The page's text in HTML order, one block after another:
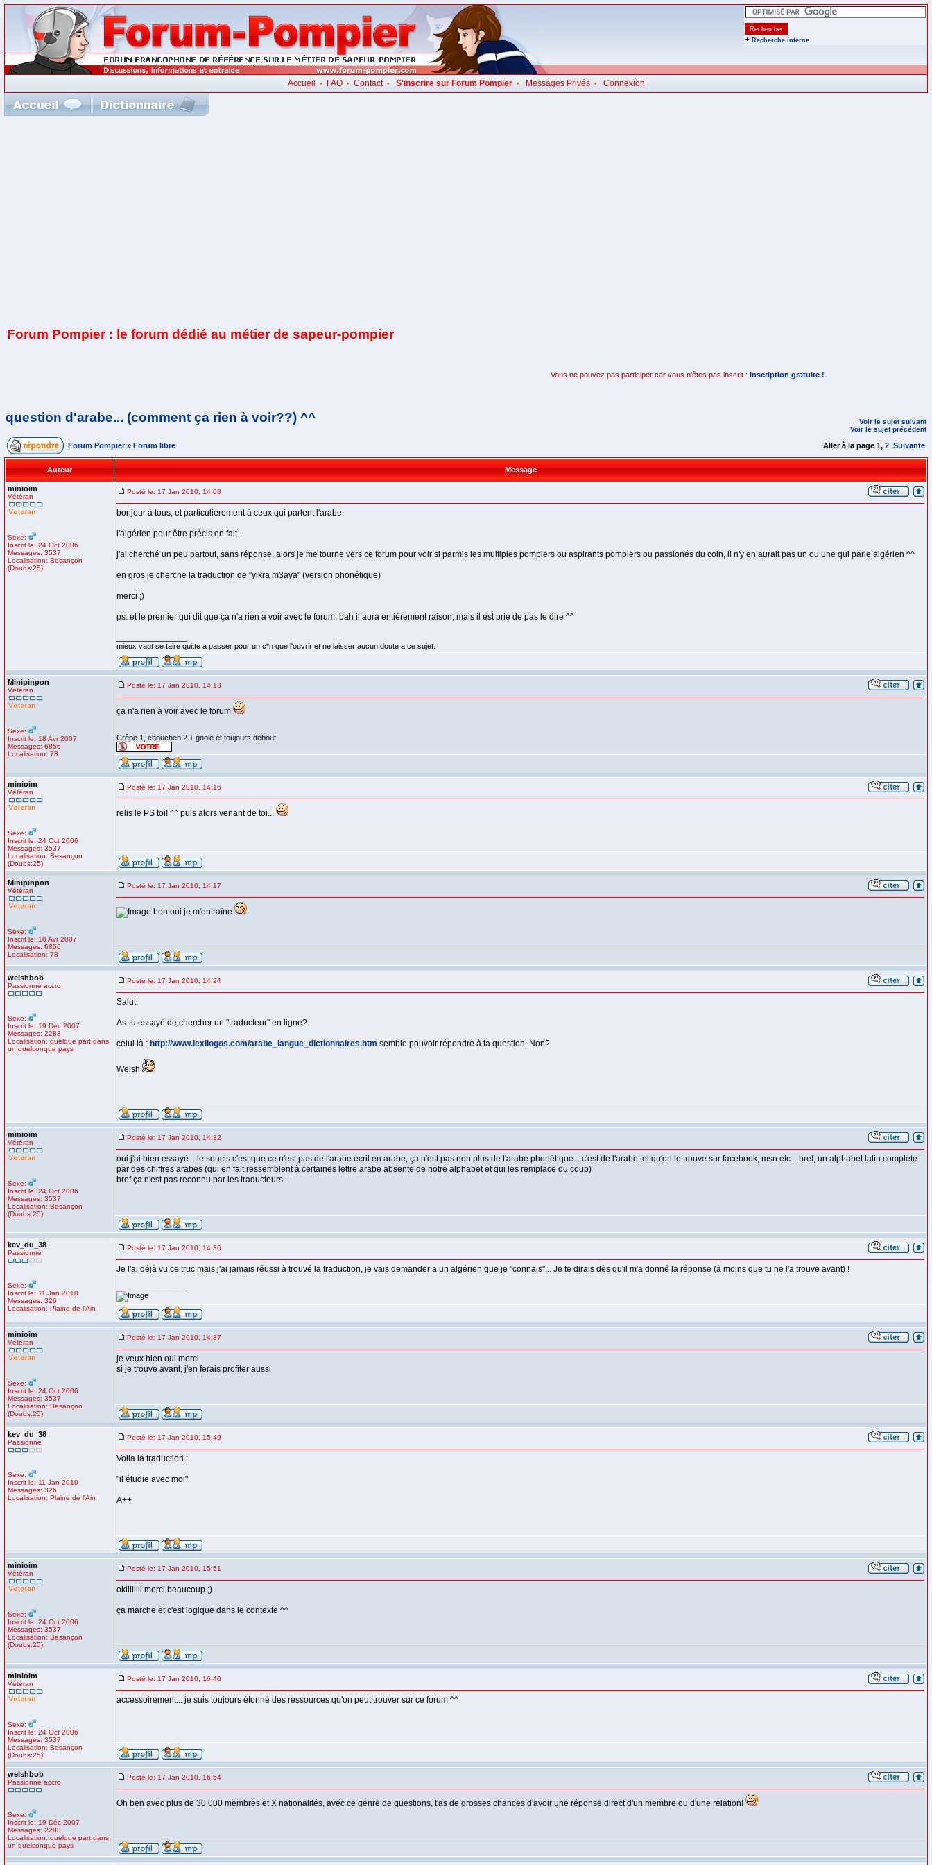
+ Recherche interne
Accueil • FAQ• Contact• S'inscrire sur Forum Pompier• Messages Privés• Connexion
Forum Pompier : le forum dédié au métier de sapeur-pompier
Vous ne pouvez pas participer car vous n'êtes pas inscrit : inscription gratuite !
question d'arabe... (comment ça rien à voir??) ^^
Voir le sujet suivant
Voir le sujet précédent
Forum Pompier » Forum libre Aller à la page 1, 2 Suivante
Auteur Message
minioim
Vétéran
Sexe:
Inscrit le: 24 Oct 2006
Messages: 3537
Localisation: Besançon
(Doubs:25)
Posté le: 17 Jan 2010, 14:08
bonjour à tous, et particulièrement à ceux qui parlent l'arabe.
l'algérien pour être précis en fait...
j'ai cherché un peu partout, sans réponse, alors je me tourne vers ce forum pour voir si parmis les multiples pompiers ou aspirants pompiers ou passionés du coin, il n'y en aurait pas un ou une qui parle algérien ^^
en gros je cherche la traduction de "yikra m3aya" (version phonétique)
merci ;)
ps: et le premier qui dit que ça n'a rien à voir avec le forum, bah il aura entièrement raison, mais il est prié de pas le dire ^^
mieux vaut se taire quitte a passer pour un c*n que l'ouvrir et ne laisser aucun doute a ce sujet.
Minipinpon
Vétéran
Sexe:
Inscrit le: 18 Avr 2007
Messages: 6856
Localisation: 78
Posté le: 17 Jan 2010, 14:13
ça n'a rien à voir avec le forum
Crêpe 1, chouchen 2 + gnole et toujours debout
minioim
Vétéran
Sexe:
Inscrit le: 24 Oct 2006
Messages: 3537
Localisation: Besançon
(Doubs:25)
Posté le: 17 Jan 2010, 14:16
relis le PS toi! ^^ puis alors venant de toi...
Minipinpon
Vétéran
Sexe:
Inscrit le: 18 Avr 2007
Messages: 6856
Localisation: 78
Posté le: 17 Jan 2010, 14:17
ben oui je m'entraîne
welshbob
Passionné accro
Sexe:
Inscrit le: 19 Déc 2007
Messages: 2283
Localisation: quelque part dans
un quelconque pays
Posté le: 17 Jan 2010, 14:24
Salut,
As-tu essayé de chercher un "traducteur" en ligne?
celui là : http://www.lexilogos.com/arabe_langue_dictionnaires.htm semble pouvoir répondre à ta question. Non?
Welsh
minioim
Vétéran
Sexe:
Inscrit le: 24 Oct 2006
Messages: 3537
Localisation: Besançon
(Doubs:25)
Posté le: 17 Jan 2010, 14:32
oui j'ai bien essayé... le soucis c'est que ce n'est pas de l'arabe écrit en arabe, ça n'est pas non plus de l'arabe phonétique... c'est de l'arabe tel qu'on le trouve sur facebook, msn etc... bref, un alphabet latin complété
par des chiffres arabes (qui en fait ressemblent à certaines lettre arabe absente de notre alphabet et qui les remplace du coup)
bref ça n'est pas reconnu par les traducteurs...
kev_du_38
Passionné
Sexe:
Inscrit le: 11 Jan 2010
Messages: 326
Localisation: Plaine de l'Ain
Posté le: 17 Jan 2010, 14:36
Je l'ai déjà vu ce truc mais j'ai jamais réussi à trouvé la traduction, je vais demander a un algérien que je "connais"... Je te dirais dès qu'il m'a donné la réponse (à moins que tu ne l'a trouve avant) !
minioim
Vétéran
Sexe:
Inscrit le: 24 Oct 2006
Messages: 3537
Localisation: Besançon
(Doubs:25)
Posté le: 17 Jan 2010, 14:37
je veux bien oui merci.
si je trouve avant, j'en ferais profiter aussi
kev_du_38
Passionné
Sexe:
Inscrit le: 11 Jan 2010
Messages: 326
Localisation: Plaine de l'Ain
Posté le: 17 Jan 2010, 15:49
Voila la traduction :
"il étudie avec moi"
A++
minioim
Vétéran
Sexe:
Inscrit le: 24 Oct 2006
Messages: 3537
Localisation: Besançon
(Doubs:25)
Posté le: 17 Jan 2010, 15:51
okiiiiiiii merci beaucoup ;)
ça marche et c'est logique dans le contexte ^^
minioim
Vétéran
Sexe:
Inscrit le: 24 Oct 2006
Messages: 3537
Localisation: Besançon
(Doubs:25)
Posté le: 17 Jan 2010, 16:40
accessoirement... je suis toujours étonné des ressources qu'on peut trouver sur ce forum ^^
welshbob
Passionné accro
Sexe:
Inscrit le: 19 Déc 2007
Messages: 2283
Localisation: quelque part dans
un quelconque pays
Posté le: 17 Jan 2010, 16:54
Oh ben avec plus de 30 000 membres et X nationalités, avec ce genre de questions, t'as de grosses chances d'avoir une réponse direct d'un membre ou d'une relation!